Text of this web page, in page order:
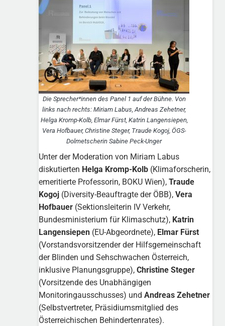
Die Sprecher*innen des Panel 1 auf der Bühne. Von
links nach rechts: Miriam Labus, Andreas Zehetner,
Helga Kromp-Kolb, Elmar Fürst, Katrin Langensiepen,
Vera Hofbauer, Christine Steger, Traude Kogoj, ÖGS-
Dolmetscherin Sabine Peck-Unger
Unter der Moderation von Miriam Labus
diskutierten Helga Kromp-Kolb (Klimaforscherin,
emeritierte Professorin, BOKU Wien),Traude
Kogoj (Diversity-Beauftragte der ÖBB),Vera
Hofbauer (Sektionsleiterin IV Verkehr,
Bundesministerium für Klimaschutz), Katrin
Langensiepen (EU-Abgeordnete), Elmar Fürst
(Vorstandsvorsitzender der Hilfsgemeinschaft
der Blinden und Sehschwachen Österreich,
inklusive Planungsgruppe),Christine Steger
(Vorsitzende des Unabhängigen
Monitoringausschusses) undAndreas Zehetner
(Selbstvertreter, Präsidiumsmitglied des
Österreichischen Behindertenrates).